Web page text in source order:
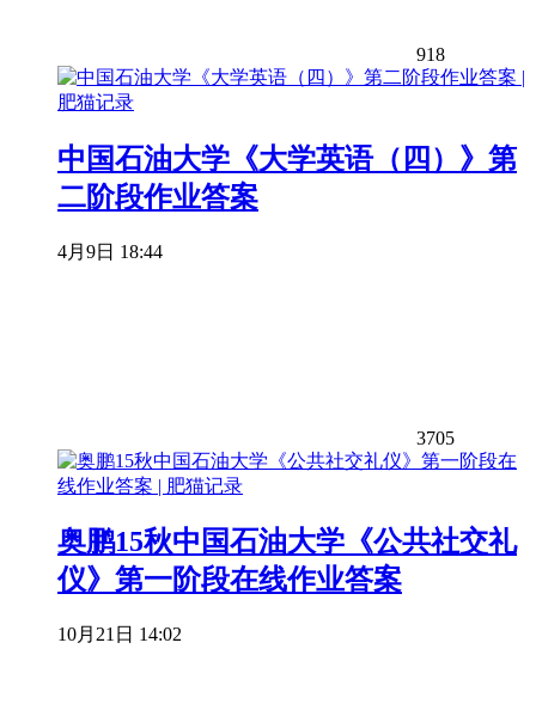
918
中国石油大学《大学英语（四）》第
二阶段作业答案
4月9日 18:44
3705
奥鹏15秋中国石油大学《公共社交礼
仪》第一阶段在线作业答案
10月21日 14:02